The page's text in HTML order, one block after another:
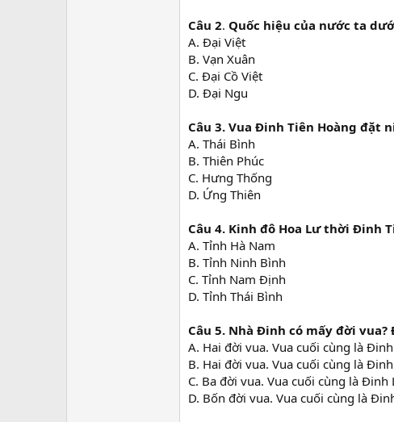
Câu 2. Quốc hiệu của nước ta
A. Đại Việt
B. Vạn Xuân
C. Đại Cồ Việt
D. Đại Ngu
Câu 3. Vua Đinh Tiên Hoàng đặt
A. Thái Bình
B. Thiên Phúc
C. Hưng Thống
D. Ứng Thiên
Câu 4. Kinh đô Hoa Lư thời Đinh
A. Tỉnh Hà Nam
B. Tỉnh Ninh Bình
C. Tỉnh Nam Định
D. Tỉnh Thái Bình
Câu 5. Nhà Đinh có mấy đời
A. Hai đời vua. Vua cuối cùng là
B. Hai đời vua. Vua cuối cùng là Đinh
C. Ba đời vua. Vua cuối cùng là Đinh
D. Bốn đời vua. Vua cuối cùng là